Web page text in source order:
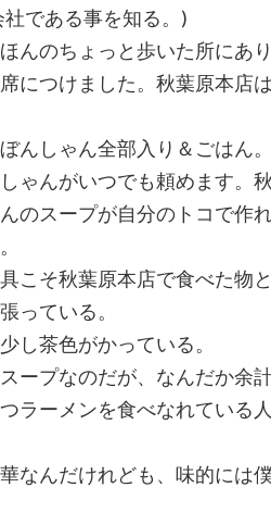
である事を知る。)
んのちょっと歩いた所にあ
につけました。秋葉原本店
んしゃん全部入り＆ごはん。
ゃんがいつでも頼めます。
のスープが自分のトコで作
こそ秋葉原本店で食べた物
っている。
し茶色がかっている。
ープなのだが、なんだか余
ラーメンを食べなれている
なんだけれども、味的には